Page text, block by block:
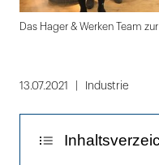
Das Hager & Werken Team
113.07.2021 Industrie